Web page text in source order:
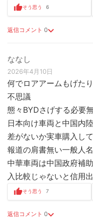
返信コメント 0
そう思う 6
ななし
2026年4月10日
何でロアアームもげた
不思議
態々BYDさげする必要
日本向け車両と中国内
差がないか実車購入し
報道の肩書無い一般人
中華車両は中国政府補
入比較じゃないと信用
返信コメント 0
そう思う 7